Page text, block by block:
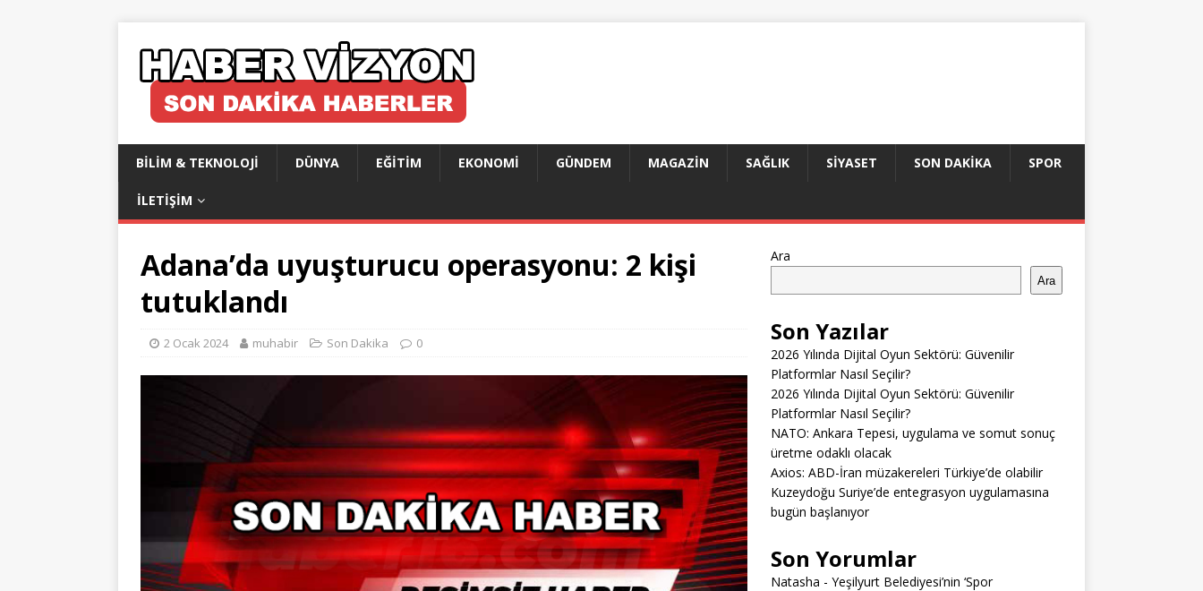
BILIM & TEKNOLOJI DÜNYA EĞITIM EKONOMI GÜNDEM MAGAZIN SAĞLIK SIYASET SON DAKIKA SPOR
İLETIŞIM
Adana’da uyuşturucu operasyonu: 2 kişi
tutuklandı
2 Ocak 2024 muhabir Son Dakika 0
Ara
Ara
Son Yazılar
2026 Yılında Dijital Oyun Sektörü: Güvenilir
Platformlar Nasıl Seçilir?
2026 Yılında Dijital Oyun Sektörü: Güvenilir
Platformlar Nasıl Seçilir?
NATO: Ankara Tepesi, uygulama ve somut sonuç
üretme odaklı olacak
Axios: ABD-İran müzakereleri Türkiye’de olabilir
Kuzeydoğu Suriye’de entegrasyon uygulamasına
bugün başlanıyor
Son Yorumlar
Natasha - Yeşilyurt Belediyesi’nin ‘Spor